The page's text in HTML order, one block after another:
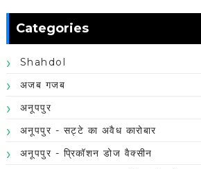
Categories
Shahdol
अजब गजब
अनूपपुर
अनूपपुर - सट्टे का अवैध कारोबार
अनूपपुर - प्रिकॉशन डोज वैक्सीन